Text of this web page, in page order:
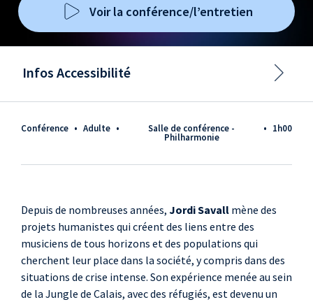
Conférence • adulte • Salle de conférence -
Philharmonie
• 1h00
Depuis de nombreuses années, Jordi Savall mène des
projets humanistes qui créent des liens entre des
musiciens de tous horizons et des populations qui
cherchent leur place dans la société, y compris dans des
situations de crise intense. Son expérience menée au sein
de la Jungle de Calais, avec des réfugiés, est devenu un
Voir la conférence/l’entretien
Infos Accessibilité